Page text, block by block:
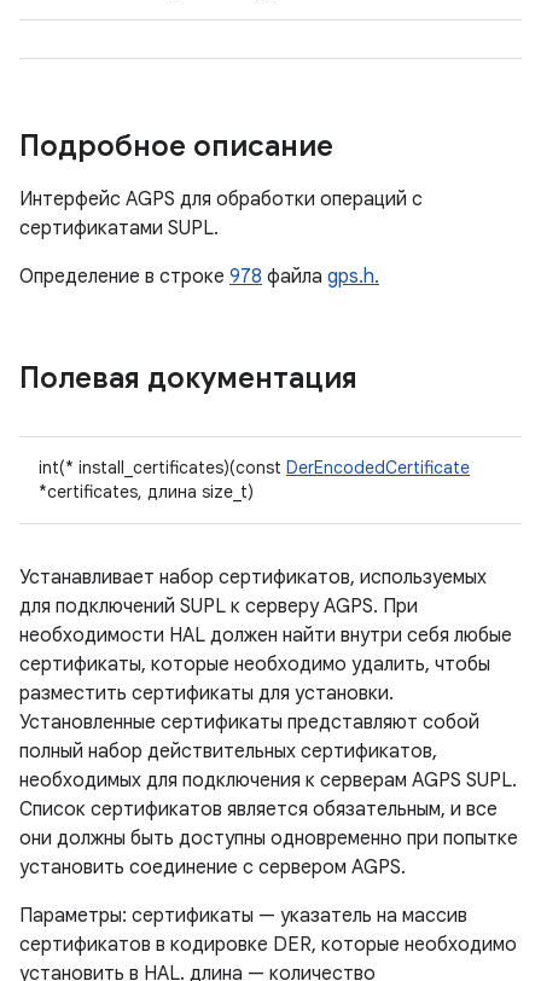
Подробное описание
Интерфейс AGPS для обработки операций с
сертификатами SUPL.
Определение в строке 978 файла gps.h.
Полевая документация
int(* install_certificates)(const DerEncodedCertificate
*certificates, длина size_t)
Устанавливает набор сертификатов, используемых
для подключений SUPL к серверу AGPS. При
необходимости HAL должен найти внутри себя любые
сертификаты, которые необходимо удалить, чтобы
разместить сертификаты для установки.
Установленные сертификаты представляют собой
полный набор действительных сертификатов,
необходимых для подключения к серверам AGPS SUPL.
Список сертификатов является обязательным, и все
они должны быть доступны одновременно при попытке
установить соединение с сервером AGPS.
Параметры: сертификаты — указатель на массив
сертификатов в кодировке DER, которые необходимо
установить в HAL. длина — количество